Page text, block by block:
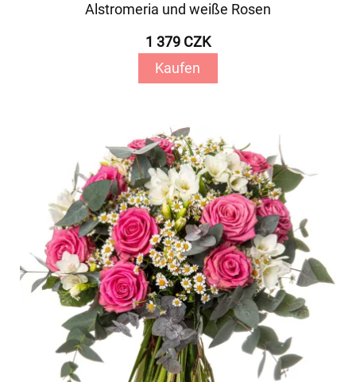
Alstromeria und weiße Rosen
1 379 CZK
Kaufen